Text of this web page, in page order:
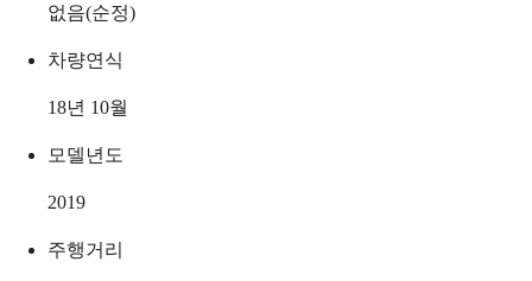
없음(순정)
차량연식
18년 10월
모델년도
2019
주행거리